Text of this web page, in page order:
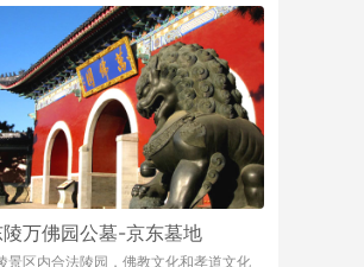
万佛园公墓-京东墓地
景区内合法陵园，佛教文化和孝道文化